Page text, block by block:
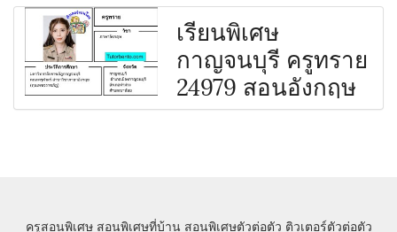
เรียนพิเศษ
กาญจนบุรี ครูทราย
24979 สอนอังกฤษ
ครูสอนพิเศษ สอนพิเศษที่บ้าน สอนพิเศษตัวต่อตัว ติวเตอร์ตัวต่อตัว